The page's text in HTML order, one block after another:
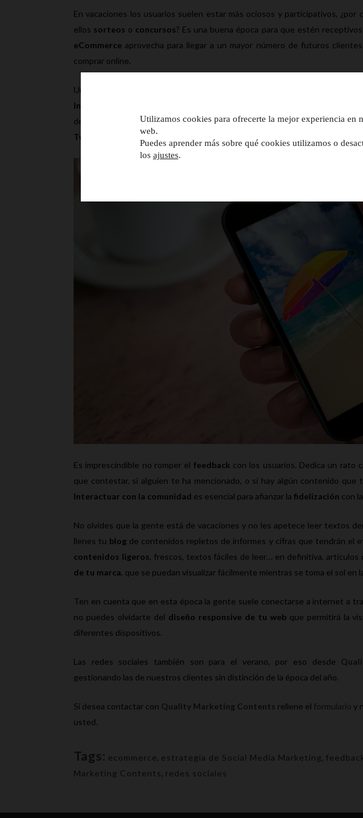
En vacaciones los usuarios suelen estar más ociosos y participativos, ¿por
ellos sorteos o concursos? Es una buena época para que estén
eCommerce aprovecha para llegar a un mayor número de futuros
comprar online.
Una información muy valiosa es conocer qué redes sociales suele usar
Instagram
de cómo están pasando sus vacaciones. Sin embargo, no hemos de
Twitter
Linkedin, yGoogle+
Es imprescindible no romper el feedback con los usuarios. Dedica un rato
que contestar, si alguien te ha mencionado, o si hay algún contenido que
Interactuar con la comunidad es esencial para afianzar la fidelización con
No olvides que la gente está de vacaciones y no les apetece leer textos
llenes tu blog de contenidos repletos de informes y cifras que tendrán el
contenidos ligeros, frescos, textos fáciles de leer… en definitiva, artículos
de tu marca, que se puedan visualizar fácilmente mientras se toma el sol en
Ten en cuenta que en esta época la gente suele conectarse a internet a
no puedes olvidarte del diseño responsive de tu webque permitirá la
diferentes dispositivos.
Las redes sociales también son para el verano, por eso desde
gestionando las de nuestros clientes sin distinción de la época del año.
Si desea contactar con Quality Marketing Contents rellene el formulario y
usted.
Tags: ecommerce, estrategia de Social Media Marketing,
Marketing Contents, redes sociales
Utilizamos cookies para ofrecerte la mejor experiencia en
web.
Puedes aprender más sobre qué cookies utilizamos o
los ajustes.